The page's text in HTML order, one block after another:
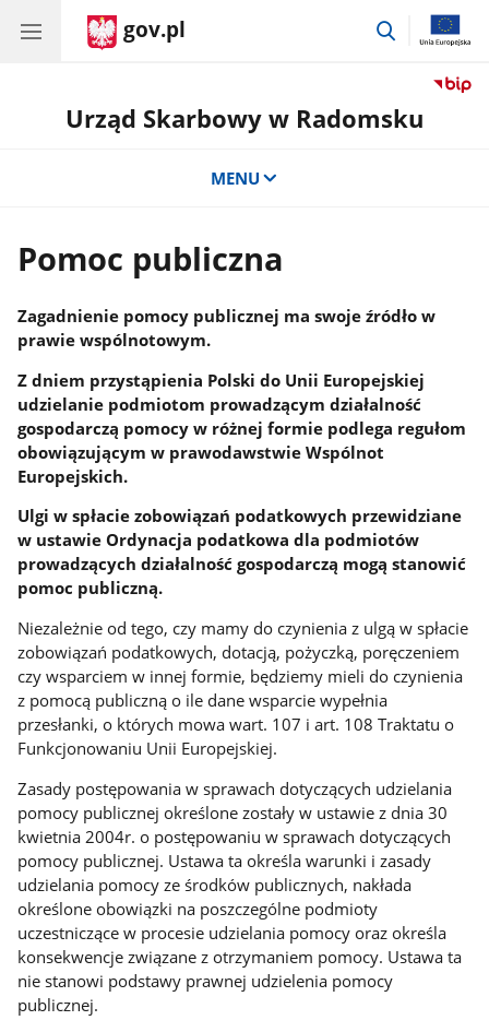
gov.pl
przejdź
Urząd Skarbowy w Radomsku
MENU
Pomoc publiczna
Zagadnienie pomocy publicznej ma swoje źródło w
prawie wspólnotowym.
Z dniem przystąpienia Polski do Unii Europejskiej
udzielanie podmiotom prowadzącym działalność
gospodarczą pomocy w różnej formie podlega regułom
obowiązującym w prawodawstwie Wspólnot
Europejskich.
Ulgi w spłacie zobowiązań podatkowych przewidziane
w ustawie Ordynacja podatkowa dla podmiotów
prowadzących działalność gospodarczą mogą stanowić
pomoc publiczną.
Niezależnie od tego, czy mamy do czynienia z ulgą w spłacie
zobowiązań podatkowych, dotacją, pożyczką, poręczeniem
czy wsparciem w innej formie, będziemy mieli do czynienia
z pomocą publiczną o ile dane wsparcie wypełnia
przesłanki, o których mowa wart. 107 i art. 108 Traktatu o
Funkcjonowaniu Unii Europejskiej.
Zasady postępowania w sprawach dotyczących udzielania
pomocy publicznej określone zostały w ustawie z dnia 30
kwietnia 2004r. o postępowaniu w sprawach dotyczących
pomocy publicznej. Ustawa ta określa warunki i zasady
udzielania pomocy ze środków publicznych, nakłada
określone obowiązki na poszczególne podmioty
uczestniczące w procesie udzielania pomocy oraz określa
konsekwencje związane z otrzymaniem pomocy. Ustawa ta
nie stanowi podstawy prawnej udzielenia pomocy
publicznej.